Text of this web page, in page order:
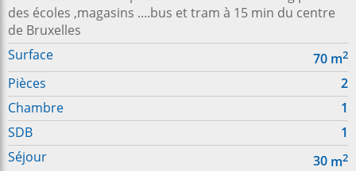
des écoles ,magasins ....bus et tram à 15 min du centre
de Bruxelles
Surface
70 m2
Pièces
2
Chambre
1
SDB
1
Séjour
30 m2